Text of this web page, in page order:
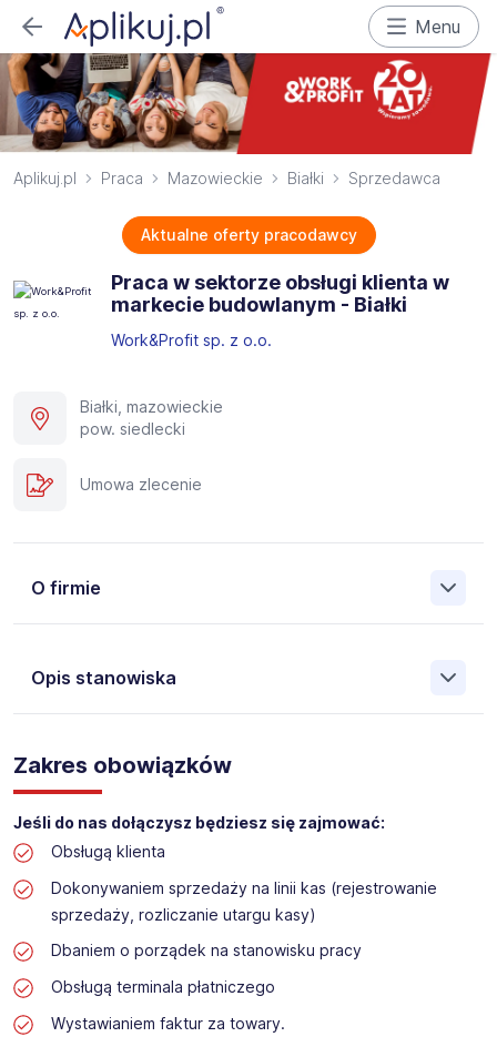
Menu
Aplikuj.pl Praca Mazowieckie Białki Sprzedawca
Aktualne oferty pracodawcy
Praca w sektorze obsługi klienta w
markecie budowlanym - Białki
Work&Profit sp. z o.o.
Białki, mazowieckie
pow. siedlecki
Umowa zlecenie
O firmie
Opis stanowiska
Pośrednictwa Pracy i Doradztwa Personalnego Work &
Profit jest obecnie jedną z największych niezależnych
polskich agencji zatrudnienia. W ciągu wielu lat naszej
działalności daliśmy pracę przeszło 50 000 pracowników
w całym kraju. Skutecznie znajdujemy pracowników dla
największych firm, jak również małych rodzinnych
przedsiębiorstw w Polsce. Agencja jest wpisana pod nr
396 w Krajowym Rejestrze Agencji Zatrudnienia.
Obecnie dla naszego Klienta, poszukujemy osób do pracy
na stanowisko:
Praca w sektorze obsługi klienta w markecie
budowlanym
Zakres obowiązków
Jeśli do nas dołączysz będziesz się zajmować:
Obsługą klienta
Dokonywaniem sprzedaży na linii kas (rejestrowanie
sprzedaży, rozliczanie utargu kasy)
Dbaniem o porządek na stanowisku pracy
Obsługą terminala płatniczego
Wystawianiem faktur za towary.